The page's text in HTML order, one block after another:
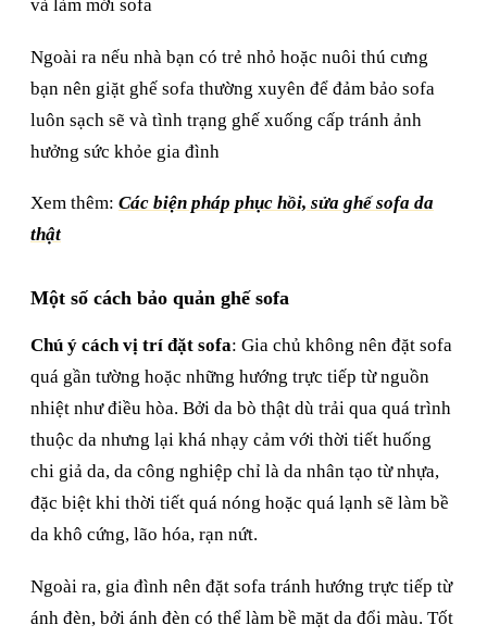
và làm mới sofa
Ngoài ra nếu nhà bạn có trẻ nhỏ hoặc nuôi thú cưng
bạn nên giặt ghế sofa thường xuyên để đảm bảo sofa
luôn sạch sẽ và tình trạng ghế xuống cấp tránh ảnh
hưởng sức khỏe gia đình
Xem thêm: Các biện pháp phục hồi, sửa ghế sofa da
thật
Một số cách bảo quản ghế sofa
Chú ý cách vị trí đặt sofa: Gia chủ không nên đặt sofa
quá gần tường hoặc những hướng trực tiếp từ nguồn
nhiệt như điều hòa. Bởi da bò thật dù trải qua quá trình
thuộc da nhưng lại khá nhạy cảm với thời tiết huống
chi giả da, da công nghiệp chỉ là da nhân tạo từ nhựa,
đặc biệt khi thời tiết quá nóng hoặc quá lạnh sẽ làm bề
da khô cứng, lão hóa, rạn nứt.
Ngoài ra, gia đình nên đặt sofa tránh hướng trực tiếp từ
ánh đèn, bởi ánh đèn có thể làm bề mặt da đổi màu. Tốt